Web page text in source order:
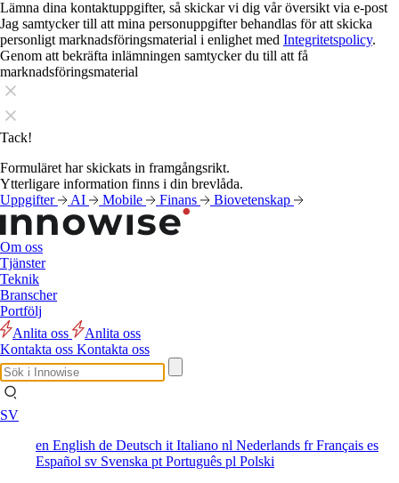
Lämna dina kontaktuppgifter, så skickar vi dig vår översikt via e-post
Jag samtycker till att mina personuppgifter behandlas för att skicka
personligt marknadsföringsmaterial i enlighet med Integritetspolicy.
Genom att bekräfta inlämningen samtycker du till att få
marknadsföringsmaterial
Tack!
Formuläret har skickats in framgångsrikt.
Ytterligare information finns i din brevlåda.
Uppgifter
AI Mobile Finans Biovetenskap
Om oss
Tjänster
Teknik
Branscher
Portfölj
Anlita oss
Anlita oss
Kontakta oss Kontakta oss
SV
en English de Deutsch it Italiano nl Nederlands frFrançais es
Español sv Svenska pt Português pl Polski